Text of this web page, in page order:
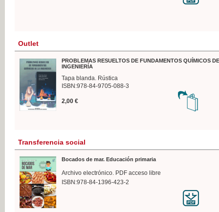
Outlet
PROBLEMAS RESUELTOS DE FUNDAMENTOS QUÍMICOS
INGENIERÍA
Tapa blanda. Rústica
ISBN:978-84-9705-088-3
2,00 €
Transferencia social
Bocados de mar. Educación primaria
Archivo electrónico. PDF acceso libre
ISBN:978-84-1396-423-2